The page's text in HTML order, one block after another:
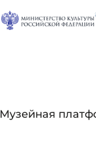
Музейная